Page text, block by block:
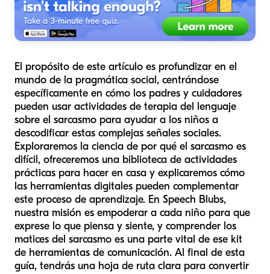
El propósito de este artículo es profundizar en el
mundo de la pragmática social, centrándose
específicamente en cómo los padres y cuidadores
pueden usar actividades de terapia del lenguaje
sobre el sarcasmo para ayudar a los niños a
descodificar estas complejas señales sociales.
Exploraremos la ciencia de por qué el sarcasmo es
difícil, ofreceremos una biblioteca de actividades
prácticas para hacer en casa y explicaremos cómo
las herramientas digitales pueden complementar
este proceso de aprendizaje. En Speech Blubs,
nuestra misión es empoderar a cada niño para que
exprese lo que piensa y siente, y comprender los
matices del sarcasmo es una parte vital de ese kit
de herramientas de comunicación. Al final de esta
guía, tendrás una hoja de ruta clara para convertir